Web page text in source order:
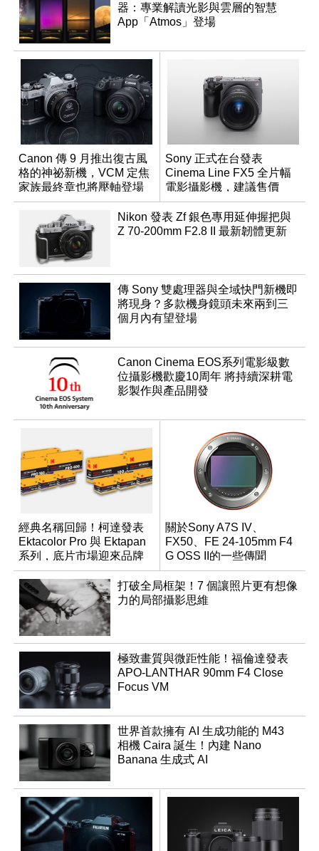
器：專業解讀光影與雲層的智慧
App「Atmos」登場
Canon 傳 9 月推出復古風
格的神祕新機，VCM 定焦
家族最終章也將壓軸登場
Sony 正式在台發表
Cinema Line FX5 全片幅
電影攝影機，建議售價
NT$144,980
Nikon 發表 Zf 銀色專用延伸握把與
Z 70-200mm F2.8 II 最新韌體更新
傳 Sony 雙處理器與全域快門新機即
將現身？多款機身鏡頭未來兩到三
個月內有望登場
Canon Cinema EOS系列電影級數
位攝影機歡慶10周年 將持續深耕電
影製作與產品開發
經典名稱回歸！柯達發表
Ektacolor Pro 與 Ektapan
系列，底片市場迎來品牌
重整新局
關於Sony A7S IV、
FX50、FE 24-105mm F4
G OSS II的一些傳聞
打破全局框架！7 個讓照片更有想像
力的局部攝影思維
極致畫質與微距性能！福倫達發表
APO-LANTHAR 90mm F4 Close
Focus VM
世界首款擁有 AI 生成功能的 M43
相機 Caira 誕生！內建 Nano
Banana 生成式 AI